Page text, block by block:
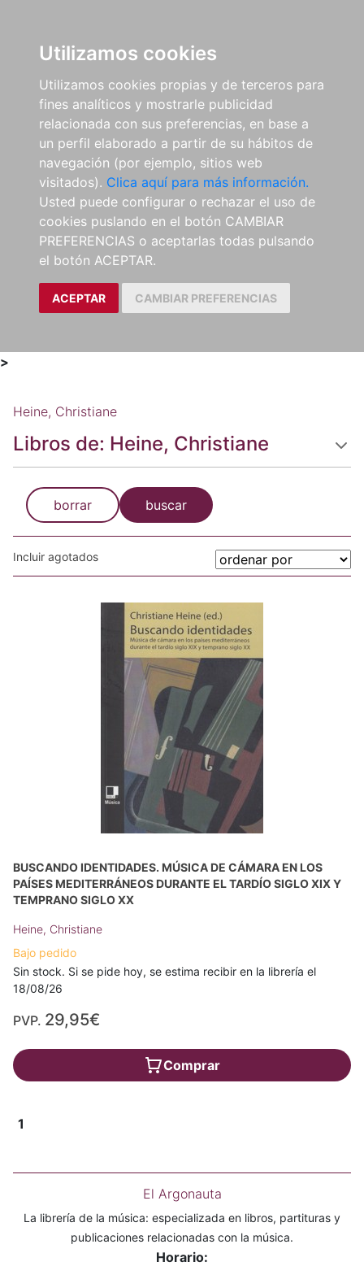
Utilizamos cookies
Utilizamos cookies propias y de terceros para
fines analíticos y mostrarle publicidad
relacionada con sus preferencias, en base a
un perfil elaborado a partir de su hábitos de
navegación (por ejemplo, sitios web
visitados). Clica aquí para más información.
Usted puede configurar o rechazar el uso de
cookies puslando en el botón CAMBIAR
PREFERENCIAS o aceptarlas todas pulsando
el botón ACEPTAR.
ACEPTAR CAMBIAR PREFERENCIAS
>
Heine, Christiane
Libros de: Heine, Christiane
borrar buscar
Incluir agotados
BUSCANDO IDENTIDADES. MÚSICA DE CÁMARA EN LOS
PAÍSES MEDITERRÁNEOS DURANTE EL TARDÍO SIGLO XIX Y
TEMPRANO SIGLO XX
Heine, Christiane
Bajo pedido
Sin stock. Si se pide hoy, se estima recibir en la librería el
18/08/26
PVP. 29,95€
Comprar
1
El Argonauta
La librería de la música: especializada en libros, partituras y
publicaciones relacionadas con la música.
Horario: